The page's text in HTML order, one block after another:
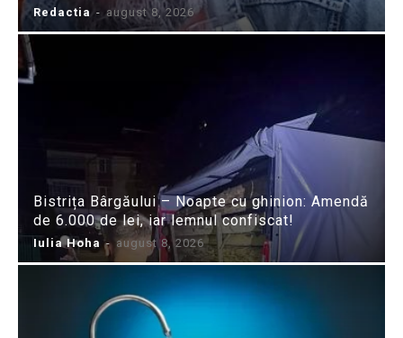
Redactia - august 8, 2026
Bistrița Bârgăului – Noapte cu ghinion: Amendă
de 6.000 de lei, iar lemnul confiscat!
Iulia Hoha - august 8, 2026